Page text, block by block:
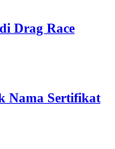
Drag Race
Nama Sertifikat